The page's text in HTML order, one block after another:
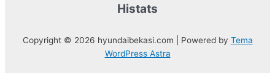
Histats
Copyright © 2026 hyundaibekasi.com | Powered by Tema
WordPress Astra